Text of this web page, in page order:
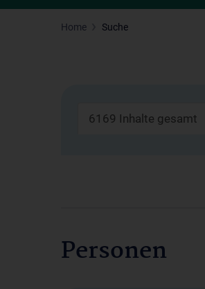
Home Suche
6169 Inhalte gesamt
Personen